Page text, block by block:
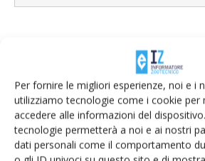
Per fornire le migliori esperienze, noi e i
utilizziamo tecnologie come i cookie per
accedere alle informazioni del
tecnologie permetterà a noi e ai nostri
dati personali come il comportamento